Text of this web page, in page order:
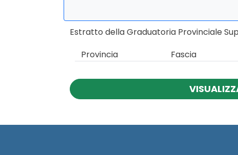
Estratto della Graduatoria Provinciale
Provincia
Fascia